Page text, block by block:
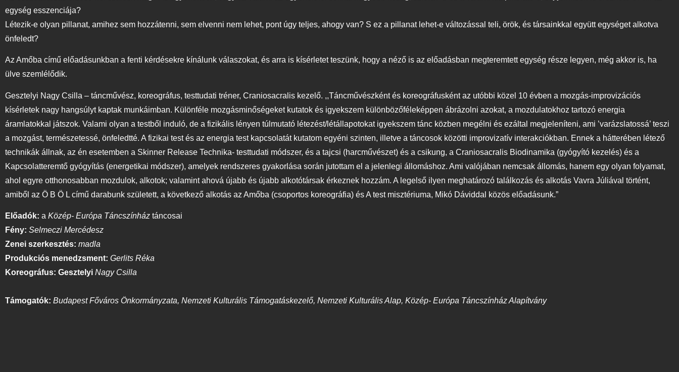
egység esszenciája?
Létezik-e olyan pillanat, amihez sem hozzátenni, sem elvenni nem lehet, pont úgy teljes, ahogy van? S ez a pillanat lehet-e változással teli, örök, és társainkkal együtt egységet alkotva
önfeledt?
Az Amőba című előadásunkban a fenti kérdésekre kínálunk válaszokat, és arra is kísérletet teszünk, hogy a néző is az előadásban megteremtett egység része legyen, még akkor is, ha
ülve szemlélődik.
Gesztelyi Nagy Csilla – táncművész, koreográfus, testtudati tréner, Craniosacralis kezelő. ,,Táncművészként és koreográfusként az utóbbi közel 10 évben a mozgás-improvizációs
kísérletek nagy hangsúlyt kaptak munkáimban. Különféle mozgásminőségeket kutatok és igyekszem különbözőféleképpen ábrázolni azokat, a mozdulatokhoz tartozó energia
áramlatokkal játszok. Valami olyan a testből induló, de a fizikális lényen túlmutató létezést/létállapotokat igyekszem tánc közben megélni és ezáltal megjeleníteni, ami ’varázslatossá’ teszi
a mozgást, természetessé, önfeledtté. A fizikai test és az energia test kapcsolatát kutatom egyéni szinten, illetve a táncosok közötti improvizatív interakciókban. Ennek a hátterében létező
technikák állnak, az én esetemben a Skinner Release Technika- testtudati módszer, és a tajcsi (harcművészet) és a csikung, a Craniosacralis Biodinamika (gyógyító kezelés) és a
Kapcsolatteremtő gyógyítás (energetikai módszer), amelyek rendszeres gyakorlása során jutottam el a jelenlegi állomáshoz. Ami valójában nemcsak állomás, hanem egy olyan folyamat,
ahol egyre otthonosabban mozdulok, alkotok; valamint ahová újabb és újabb alkotótársak érkeznek hozzám. A legelső ilyen meghatározó találkozás és alkotás Vavra Júliával történt,
amiből az Ö B Ö L című darabunk született, a következő alkotás az Amőba (csoportos koreográfia) és A test misztériuma, Mikó Dáviddal közös előadásunk.”
Előadók: a Közép- Európa Táncszínház táncosai
Fény: Selmeczi Mercédesz
Zenei szerkesztés: madla
Produkciós menedzsment: Gerlits Réka
Koreográfus: Gesztelyi Nagy Csilla
Támogatók: Budapest Főváros Önkormányzata, Nemzeti Kulturális Támogatáskezelő, Nemzeti Kulturális Alap, Közép- Európa Táncszínház Alapítvány